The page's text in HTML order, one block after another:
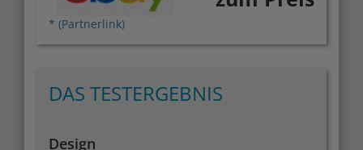
* (Partnerlink)
DAS TESTERGEBNIS
Design